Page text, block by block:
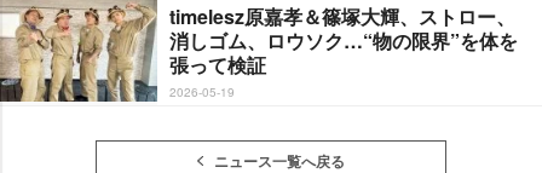
timelesz原嘉孝＆篠塚大輝、ストロー、
消しゴム、ロウソク…“物の限界”を体を
張って検証
2026-05-19
ニュース一覧へ戻る